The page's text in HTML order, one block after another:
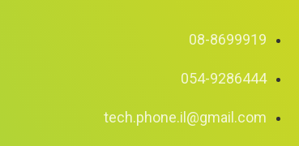
08-8699919
054-9286444
tech.phone.il@gmail.com